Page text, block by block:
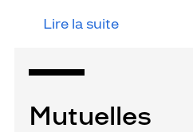
Lire la suite
Mutuelles